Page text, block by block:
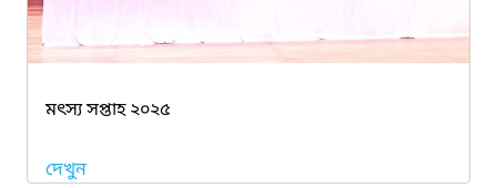
মৎস্য সপ্তাহ ২০২৫
দেখুন